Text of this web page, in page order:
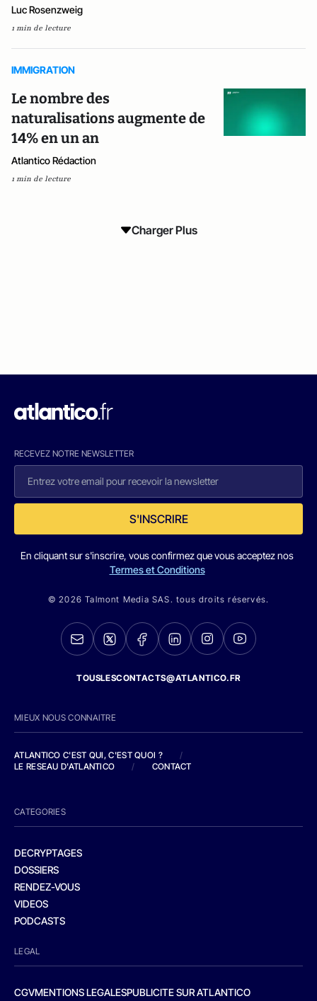
Luc Rosenzweig
1 min de lecture
IMMIGRATION
Le nombre des
naturalisations augmente de
14% en un an
Atlantico Rédaction
1 min de lecture
Charger Plus
RECEVEZ NOTRE NEWSLETTER
S'INSCRIRE
En cliquant sur s'inscrire, vous confirmez que vous acceptez nos
Termes et Conditions
© 2026 Talmont Media SAS. tous droits réservés.
TOUSLESCONTACTS@ATLANTICO.FR
MIEUX NOUS CONNAITRE
ATLANTICO C'EST QUI, C'EST QUOI ?
/
LE RESEAU D'ATLANTICO
/ CONTACT
CATEGORIES
DECRYPTAGES
DOSSIERS
RENDEZ-VOUS
VIDEOS
PODCASTS
LEGAL
CGVMENTIONS LEGALESPUBLICITE SUR ATLANTICO